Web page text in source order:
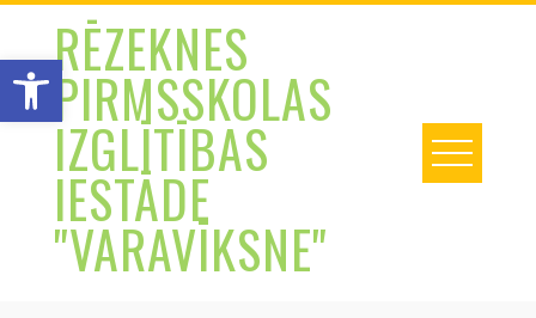
Open toolbar
Skip
contentRĒZEKNES
PIRMSSKOLAS
IZGLĪTĪBAS
IESTĀDE
"VARAVĪKSNE"